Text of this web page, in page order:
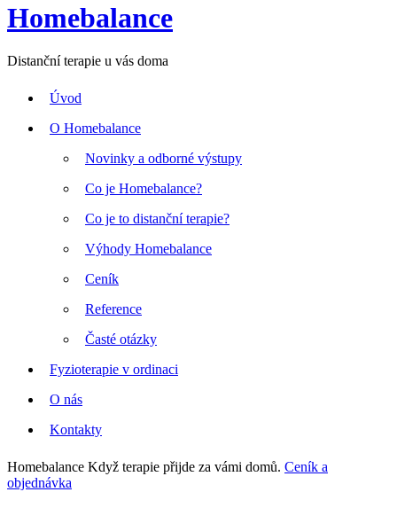
Homebalance
Distanční terapie u vás doma
Úvod
O Homebalance
Novinky a odborné výstupy
Co je Homebalance?
Co je to distanční terapie?
Výhody Homebalance
Ceník
Reference
Časté otázky
Fyzioterapie v ordinaci
O nás
Kontakty
Homebalance Když terapie přijde za vámi domů. Ceník a
objednávka